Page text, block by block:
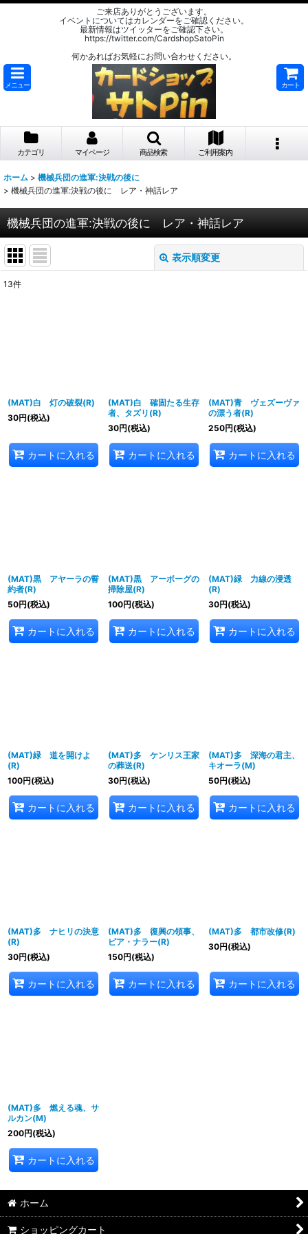
ご来店ありがとうございます。
イベントについてはカレンダーをご確認ください。
最新情報はツイッターをご確認下さい。
https://twitter.com/CardshopSatoPin
何かあればお気軽にお問い合わせください。
メニュー カート
カテゴリ マイページ 商品検索 ご利用案内
ホーム > 機械兵団の進軍:決戦の後に
> 機械兵団の進軍:決戦の後に レア・神話レア
機械兵団の進軍:決戦の後に レア・神話レア
表示順変更
13件
(MAT)白 灯の破裂(R)
30円(税込)
カートに入れる
(MAT)白 確固たる生存
者、タズリ(R)
30円(税込)
カートに入れる
(MAT)青 ヴェズーヴァ
の漂う者(R)
250円(税込)
カートに入れる
(MAT)黒 アヤーラの誓
約者(R)
50円(税込)
カートに入れる
(MAT)黒 アーボーグの
掃除屋(R)
100円(税込)
カートに入れる
(MAT)緑 力線の浸透
(R)
30円(税込)
カートに入れる
(MAT)緑 道を開けよ
(R)
100円(税込)
カートに入れる
(MAT)多 ケンリス王家
の葬送(R)
30円(税込)
カートに入れる
(MAT)多 深海の君主、
キオーラ(M)
50円(税込)
カートに入れる
(MAT)多 ナヒリの決意
(R)
30円(税込)
カートに入れる
(MAT)多 復興の領事、
ピア・ナラー(R)
150円(税込)
カートに入れる
(MAT)多 都市改修(R)
30円(税込)
カートに入れる
(MAT)多 燃える魂、サ
ルカン(M)
200円(税込)
カートに入れる
ホーム
ショッピングカート